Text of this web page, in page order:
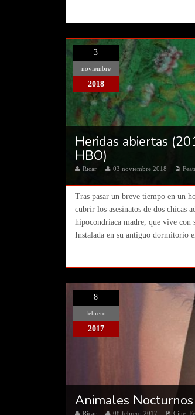
3
noviembre
2018
Heridas abiertas
HBO)
Ricar 03 noviembre 2018
Tras pasar un breve tiempo en un
cubrir los asesinatos de dos chicas
hipocondríaca madre, que vive con
Instalada en su antiguo dormitorio
8
febrero
2017
Animales
Ricar 08 febrero 2017 Cine,